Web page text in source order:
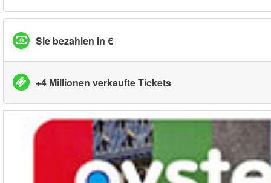
Sie bezahlen in €
+4 Millionen verkaufte Tickets